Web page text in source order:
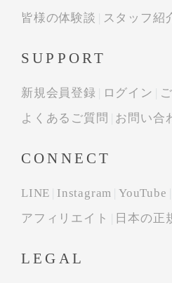
皆様の体験談
スタッフ紹
SUPPORT
新規会員登録 ログイン
よくあるご質問
お問い合
CONNECT
LINE Instagram YouTube
アフィリエイト
日本の正
LEGAL